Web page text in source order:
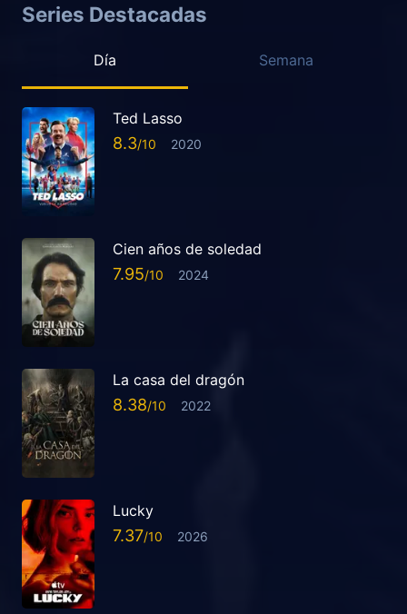
Series Destacadas
Día Semana
Ted Lasso
8.3 2020
Cien años de soledad
7.95 2024
La casa del dragón
8.38 2022
Lucky
7.37 2026